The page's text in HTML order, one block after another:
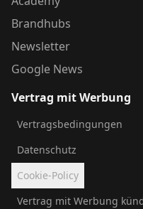
Brandhubs
Newsletter
Google News
Vertrag mit Werbung
Vertragsbedingungen
Datenschutz
Cookie-Policy
Vertrag mit Werbung